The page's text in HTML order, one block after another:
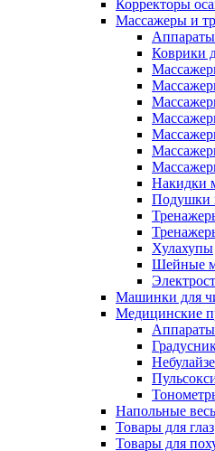
Корректоры
Массажеры и
Аппараты
Коврики
Накидки
Подушки
Хулахупы
Шейные
Машинки для
Медицинские
Напольные
Товары для глаз
Товары для